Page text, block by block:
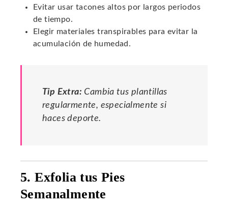
Evitar usar tacones altos por largos periodos
de tiempo.
Elegir materiales transpirables para evitar la
acumulación de humedad.
Tip Extra: Cambia tus plantillas
regularmente, especialmente si
haces deporte.
5. Exfolia tus Pies
Semanalmente